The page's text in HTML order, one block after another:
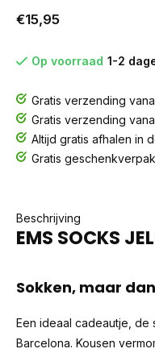
€15,95
Op voorraad 1-2
Gratis verzending
Gratis verzending
Altijd gratis afhalen in
Gratis
Beschrijving
EMS SOCKS
Sokken, maar
Een ideaal cadeautje, de
Barcelona. Kousen